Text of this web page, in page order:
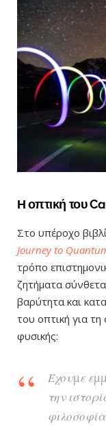
Η οπτική του
Στο υπέροχο
Journey to
τρόπο
ζητήματα
βαρύτητα και
του οπτική για
φυσικής:
Έχουμε
την